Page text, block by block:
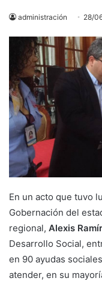
administración 28/
En un acto que tuvo
Gobernación del
regional, Alexis
Desarrollo Social,
en 90 ayudas
atender, en su